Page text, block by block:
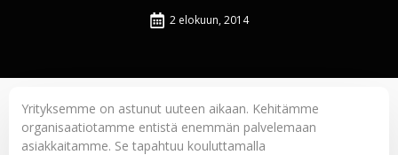
2 elokuun, 2014
Yrityksemme on astunut uuteen aikaan. Kehitämme
organisaatiotamme entistä enemmän palvelemaan
asiakkaitamme. Se tapahtuu kouluttamalla